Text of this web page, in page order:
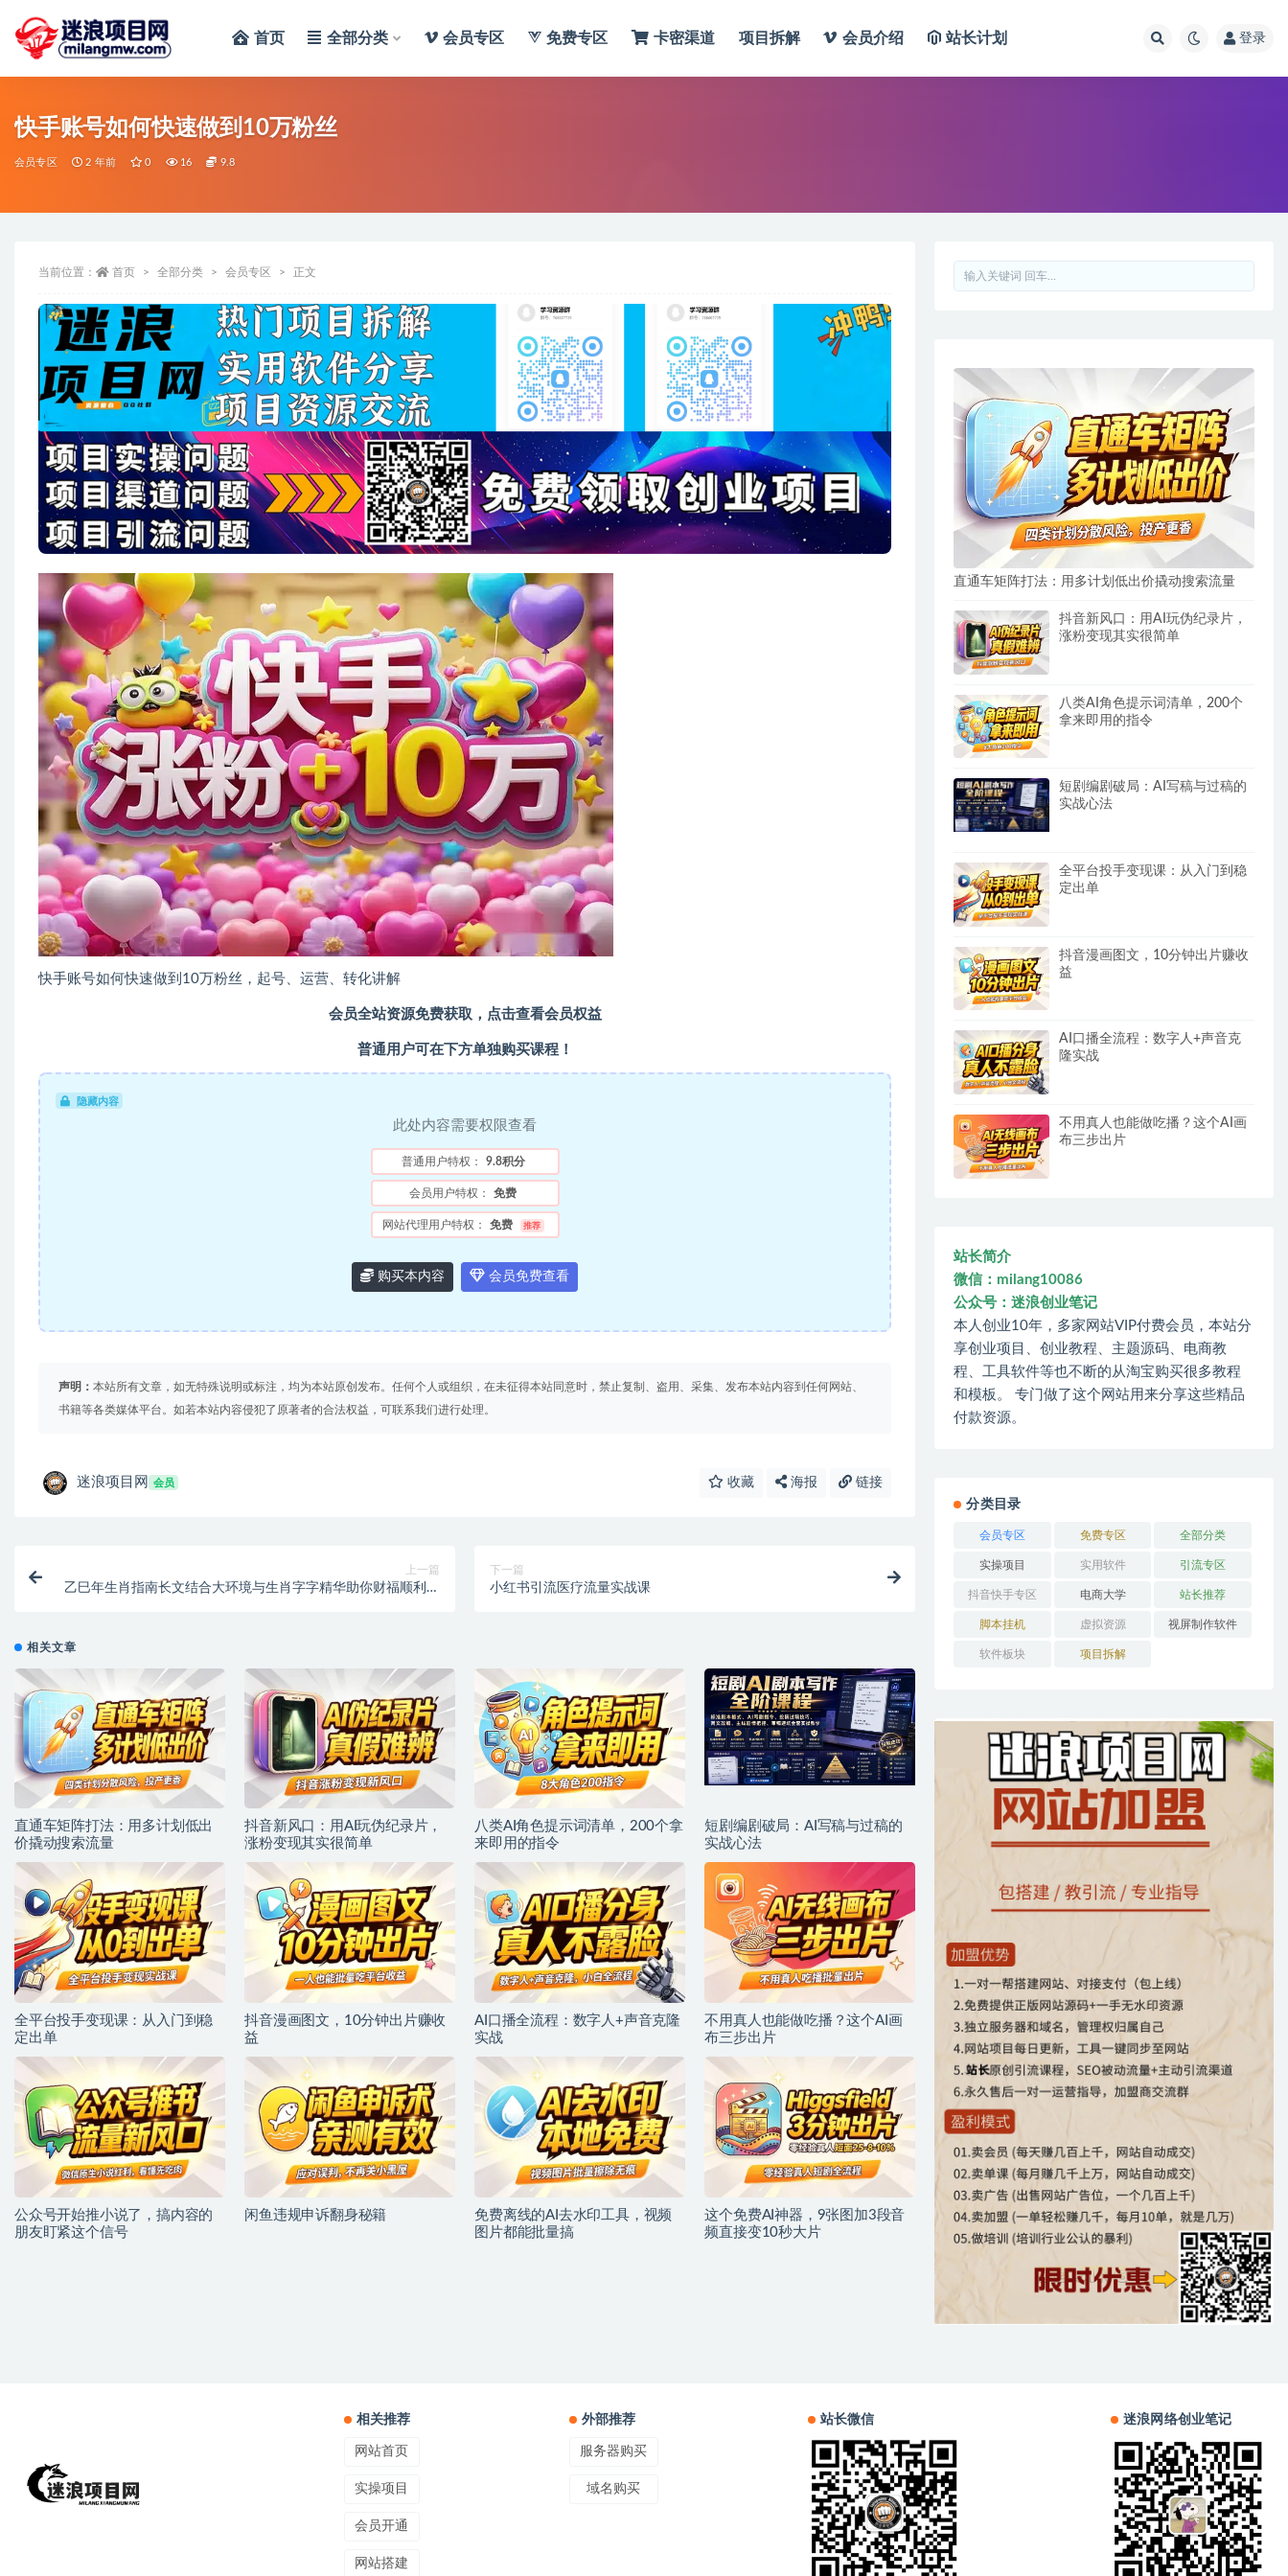
首页 全部分类 会员专区 免费专区 卡密渠道 项目拆解 会员介绍 站长计划 登录
快手账号如何快速做到10万粉丝
会员专区 2 年前 0 16 9.8
当前位置： 首页 全部分类 会员专区 正文
快手账号如何快速做到10万粉丝，起号、运营、转化讲解
会员全站资源免费获取，点击查看会员权益
普通用户可在下方单独购买课程！
隐藏内容
此处内容需要权限查看
普通用户特权： 9.8积分
会员用户特权： 免费
网站代理用户特权： 免费 推荐
购买本内容 会员免费查看
声明： 本站所有文章，如无特殊说明或标注，均为本站原创发布。任何个人或组织，在未征得本站同意时，禁止复制、盗用、采集、发布本站内容到任何网站、
书籍等各类媒体平台。如若本站内容侵犯了原著者的合法权益，可联系我们进行处理。
迷浪项目网 会员 收藏 海报 链接
上一篇
乙巳年生肖指南长文结合大环境与生肖字字精华助你财福顺利迎
下一篇
小红书引流医疗流量实战课
相关文章
直通车矩阵打法：用多计划低出
价撬动搜索流量
抖音新风口：用AI玩伪纪录片，
涨粉变现其实很简单
八类AI角色提示词清单，200个拿
来即用的指令
短剧编剧破局：AI写稿与过稿的
实战心法
全平台投手变现课：从入门到稳
定出单
抖音漫画图文，10分钟出片赚收
益
AI口播全流程：数字人+声音克隆
实战
不用真人也能做吃播？这个AI画
布三步出片
公众号开始推小说了，搞内容的
朋友盯紧这个信号
闲鱼违规申诉翻身秘籍
免费离线的AI去水印工具，视频
图片都能批量搞
这个免费AI神器，9张图加3段音
频直接变10秒大片
直通车矩阵打法：用多计划低出价撬动搜索流量
抖音新风口：用AI玩伪纪录片，
涨粉变现其实很简单
八类AI角色提示词清单，200个
拿来即用的指令
短剧编剧破局：AI写稿与过稿的
实战心法
全平台投手变现课：从入门到稳
定出单
抖音漫画图文，10分钟出片赚收
益
AI口播全流程：数字人+声音克
隆实战
不用真人也能做吃播？这个AI画
布三步出片
站长简介
微信：milang10086
公众号：迷浪创业笔记
本人创业10年，多家网站VIP付费会员，本站分
享创业项目、创业教程、主题源码、电商教
程、工具软件等也不断的从淘宝购买很多教程
和模板。 专门做了这个网站用来分享这些精品
付款资源。
分类目录
会员专区 免费专区 全部分类
实操项目 实用软件 引流专区
抖音快手专区 电商大学 站长推荐
脚本挂机 虚拟资源 视屏制作软件
软件板块 项目拆解
相关推荐
网站首页
实操项目
会员开通
网站搭建
外部推荐
服务器购买
域名购买
站长微信 迷浪网络创业笔记